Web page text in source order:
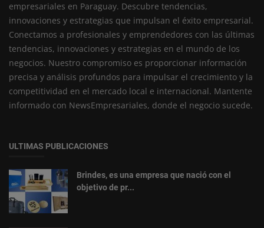
empresariales en Paraguay. Descubre tendencias,
innovaciones y estrategias que impulsan el éxito empresarial.
Conectamos a profesionales y emprendedores con las últimas
tendencias, innovaciones y estrategias en el mundo de los
negocios. Nuestro compromiso es proporcionar información
precisa y análisis profundos para impulsar el crecimiento y la
competitividad en el mercado local e internacional. Mantente
informado con NewsEmpresariales, donde el negocio sucede.
ULTIMAS PUBLICACIONES
Brindes, es una empresa que nació con el
objetivo de pr...